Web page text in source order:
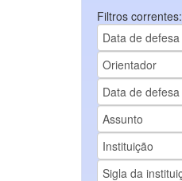
Filtros correntes: